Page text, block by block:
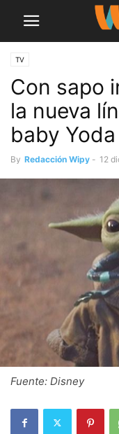
TV
Con sapo
la nueva
baby Yoda
By Redacción Wipy - 12
Fuente: Disney